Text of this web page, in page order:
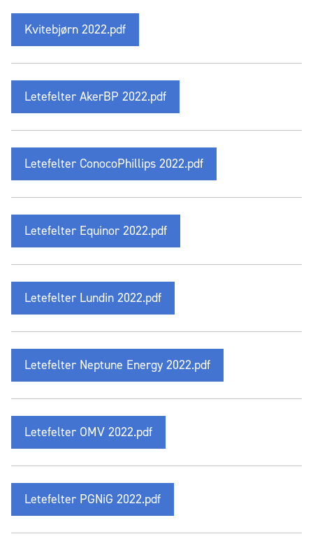
Kvitebjørn 2022.pdf
Letefelter AkerBP 2022.pdf
Letefelter ConocoPhillips 2022.pdf
Letefelter Equinor 2022.pdf
Letefelter Lundin 2022.pdf
Letefelter Neptune Energy 2022.pdf
Letefelter OMV 2022.pdf
Letefelter PGNiG 2022.pdf